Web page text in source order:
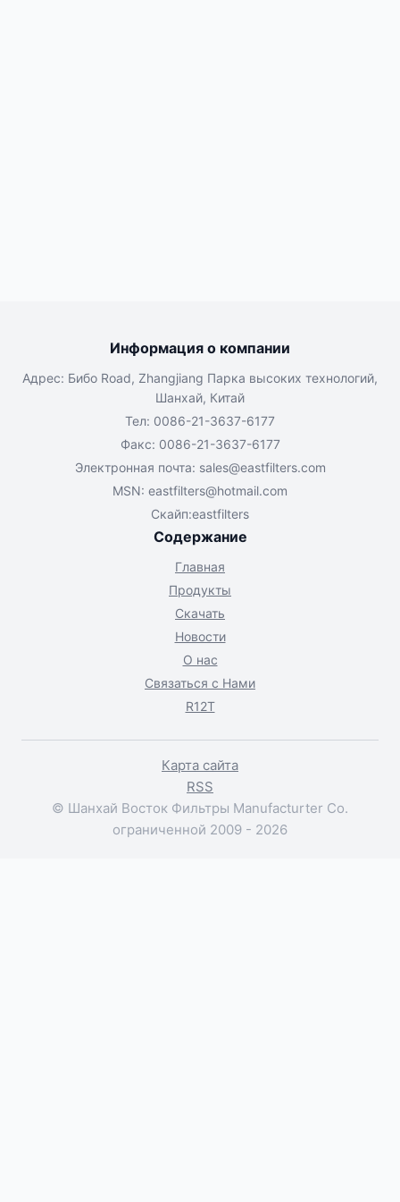
Информация о компании
Адрес: Бибо Road, Zhangjiang Парка высоких технологий,
Шанхай, Китай
Тел: 0086-21-3637-6177
Факс: 0086-21-3637-6177
Электронная почта: sales@eastfilters.com
MSN: eastfilters@hotmail.com
Скайп:eastfilters
Содержание
Главная
Продукты
Скачать
Новости
О нас
Связаться с Нами
R12T
Карта сайта
RSS
© Шанхай Восток Фильтры Manufacturter Co.
ограниченной 2009 - 2026